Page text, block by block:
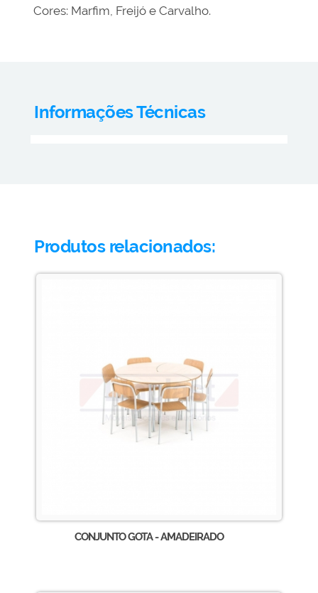
Cores: Marfim, Freijó e Carvalho.
Informações Técnicas
Produtos relacionados:
CONJUNTO GOTA - AMADEIRADO